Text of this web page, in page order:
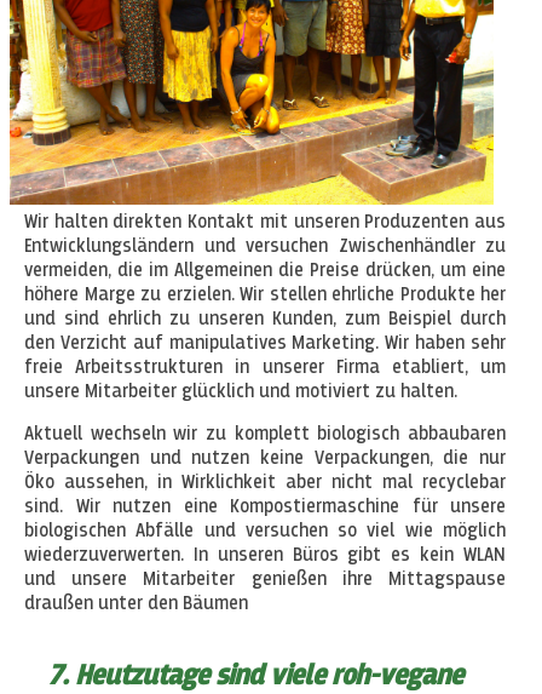
Wir halten direkten Kontakt mit unseren Produzenten aus
Entwicklungsländern und versuchen Zwischenhändler zu
vermeiden, die im Allgemeinen die Preise drücken, um eine
höhere Marge zu erzielen. Wir stellen ehrliche Produkte her
und sind ehrlich zu unseren Kunden, zum Beispiel durch
den Verzicht auf manipulatives Marketing. Wir haben sehr
freie Arbeitsstrukturen in unserer Firma etabliert, um
unsere Mitarbeiter glücklich und motiviert zu halten.
Aktuell wechseln wir zu komplett biologisch abbaubaren
Verpackungen und nutzen keine Verpackungen, die nur
Öko aussehen, in Wirklichkeit aber nicht mal recyclebar
sind. Wir nutzen eine Kompostiermaschine für unsere
biologischen Abfälle und versuchen so viel wie möglich
wiederzuverwerten. In unseren Büros gibt es kein WLAN
und unsere Mitarbeiter genießen ihre Mittagspause
draußen unter den Bäumen
7. Heutzutage sind viele roh-vegane